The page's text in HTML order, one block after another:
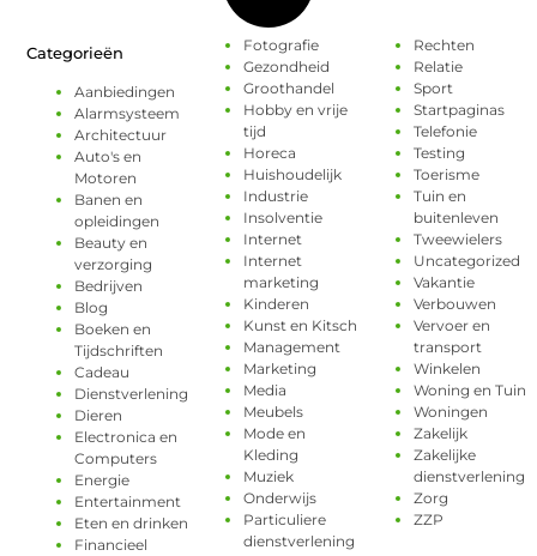
Categorieën
Aanbiedingen
Alarmsysteem
Architectuur
Auto's en
Motoren
Banen en
opleidingen
Beauty en
verzorging
Bedrijven
Blog
Boeken en
Tijdschriften
Cadeau
Dienstverlening
Dieren
Electronica en
Computers
Energie
Entertainment
Eten en drinken
Financieel
Fotografie
Gezondheid
Groothandel
Hobby en vrije
tijd
Horeca
Huishoudelijk
Industrie
Insolventie
Internet
Internet
marketing
Kinderen
Kunst en Kitsch
Management
Marketing
Media
Meubels
Mode en
Kleding
Muziek
Onderwijs
Particuliere
dienstverlening
Rechten
Relatie
Sport
Startpaginas
Telefonie
Testing
Toerisme
Tuin en
buitenleven
Tweewielers
Uncategorized
Vakantie
Verbouwen
Vervoer en
transport
Winkelen
Woning en Tuin
Woningen
Zakelijk
Zakelijke
dienstverlening
Zorg
ZZP